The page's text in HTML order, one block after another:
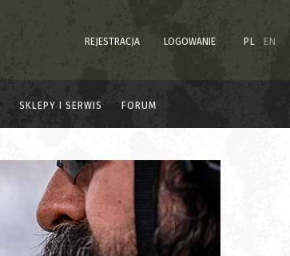
REJESTRACJA LOGOWANIE PL EN
SKLEPY I SERWIS FORUM